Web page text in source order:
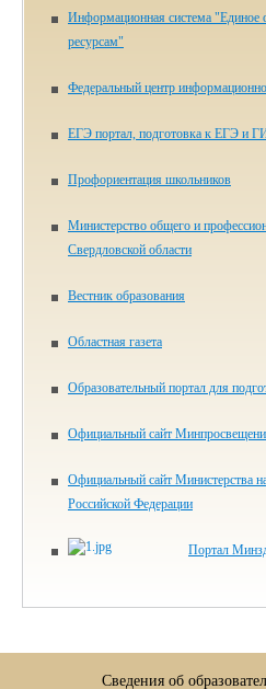
Информационная система "Единое
ресурсам"
Федеральный центр
ЕГЭ портал, подготовка к ЕГЭ и
Профориентация школьников
Министерство общего и
Свердловской области
Вестник образования
Областная газета
Образовательный портал для
Официальный сайт
Официальный сайт Министерства
Российской Федерации
Портал
Сведения об